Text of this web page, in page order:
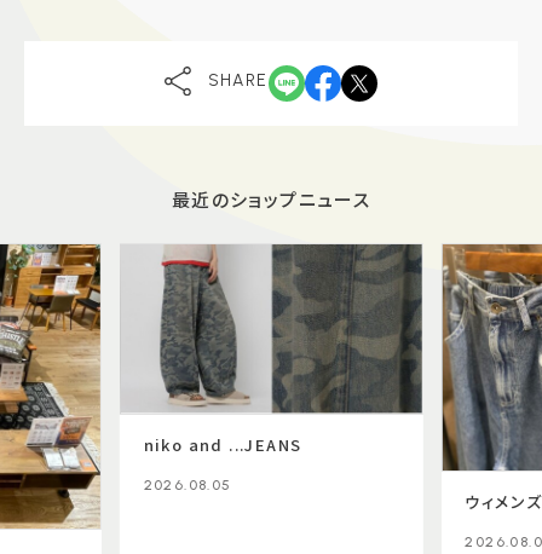
SHARE
最近のショップニュース
niko and ...JEANS
2026.08.05
ウィメン